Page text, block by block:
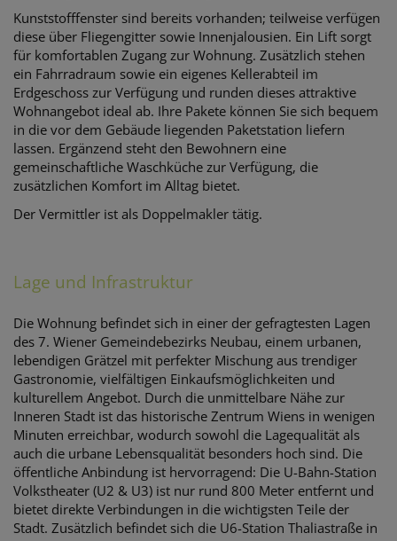
Kunststofffenster sind bereits vorhanden; teilweise verfügen
diese über Fliegengitter sowie Innenjalousien. Ein Lift sorgt
für komfortablen Zugang zur Wohnung. Zusätzlich stehen
ein Fahrradraum sowie ein eigenes Kellerabteil im
Erdgeschoss zur Verfügung und runden dieses attraktive
Wohnangebot ideal ab. Ihre Pakete können Sie sich bequem
in die vor dem Gebäude liegenden Paketstation liefern
lassen. Ergänzend steht den Bewohnern eine
gemeinschaftliche Waschküche zur Verfügung, die
zusätzlichen Komfort im Alltag bietet.
Der Vermittler ist als Doppelmakler tätig.
Lage und Infrastruktur
Die Wohnung befindet sich in einer der gefragtesten Lagen
des 7. Wiener Gemeindebezirks Neubau, einem urbanen,
lebendigen Grätzel mit perfekter Mischung aus trendiger
Gastronomie, vielfältigen Einkaufsmöglichkeiten und
kulturellem Angebot. Durch die unmittelbare Nähe zur
Inneren Stadt ist das historische Zentrum Wiens in wenigen
Minuten erreichbar, wodurch sowohl die Lagequalität als
auch die urbane Lebensqualität besonders hoch sind. Die
öffentliche Anbindung ist hervorragend: Die U-Bahn-Station
Volkstheater (U2 & U3) ist nur rund 800 Meter entfernt und
bietet direkte Verbindungen in die wichtigsten Teile der
Stadt. Zusätzlich befindet sich die U6-Station Thaliastraße in